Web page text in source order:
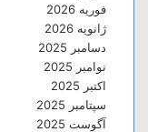
فوریه 2026
ژانویه 2026
دسامبر 2025
نوامبر 2025
اکتبر 2025
سپتامبر 2025
آگوست 2025